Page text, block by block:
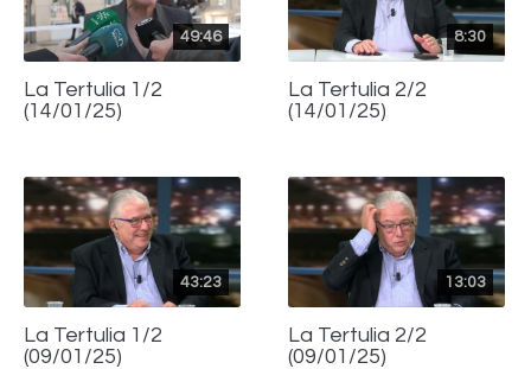
49:46
La Tertulia 1/2
(14/01/25)
8:30
La Tertulia 2/2
(14/01/25)
43:23
La Tertulia 1/2
(09/01/25)
13:03
La Tertulia 2/2
(09/01/25)